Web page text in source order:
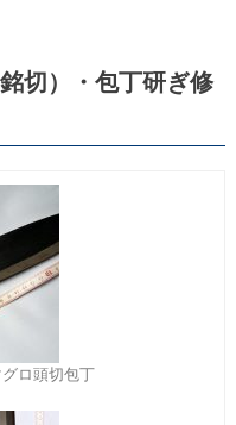
切）・包丁研ぎ修
ロ頭切包丁